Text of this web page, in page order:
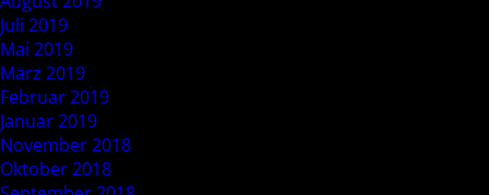
Juli 2019
Mai 2019
März 2019
Februar 2019
Januar 2019
November 2018
Oktober 2018